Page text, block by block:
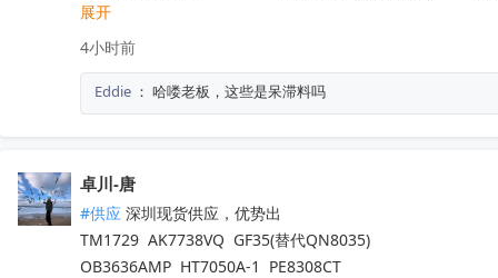
ADP32F034QP64S   	    进芯
NM1200LBAE	                   NUVOTON（新唐科技）
LTC6433AIUF-15#PBF	   ADI(亚德诺)
TP2124-SR	                   3PEAK（思瑞浦）
ATA663254-GBQW	           Microchip（美国微芯）
MB95F636KPMC-G-UNE2  赛普拉斯
展开
4小时前
Eddie ： 哈喽老板，这些是呆滞料吗
卓川-唐
#供应 深圳现货供应，优势出
TM1729  AK7738VQ  GF35(替代QN8035)
OB3636AMP  HT7050A-1  PE8308CT